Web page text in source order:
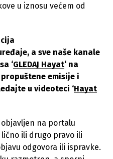
u iznosu većem od
a sve naše kanale
‘GLEDAJ Hayat‘ na
emisije i
u videoteci ‘Hayat
na portalu
ili drugo pravo ili
odgovora ili ispravke.